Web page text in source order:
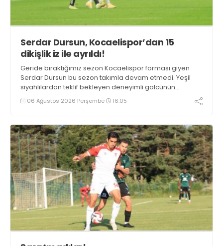
Serdar Dursun, Kocaelispor’dan 15
dikişlik iz ile ayrıldı!
Geride bıraktığımız sezon Kocaelispor forması giyen
Serdar Dursun bu sezon takımla devam etmedi. Yeşil
siyahlılardan teklif bekleyen deneyimli golcünün
Gaziantep FK ile söz kesecek.
06 Ağustos 2026 Perşembe 16:05